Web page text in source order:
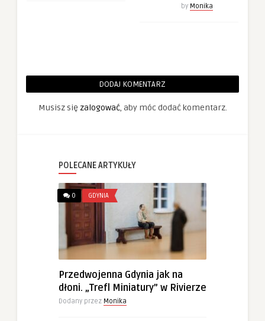
by Monika
DODAJ KOMENTARZ
Musisz się zalogować, aby móc dodać komentarz.
POLECANE ARTYKUŁY
0 GDYNIA
Przedwojenna Gdynia jak na
dłoni. „Trefl Miniatury” w Rivierze
Dodany przez Monika